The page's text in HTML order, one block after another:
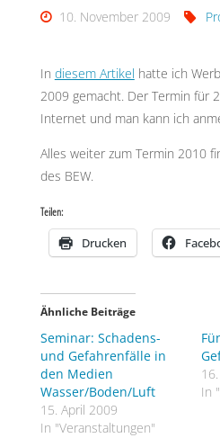
10. November 2009
In diesem Artikel hatte ich
2009 gemacht. Der Termin für
Internet und man kann ich
Alles weiter zum Termin 2010
des BEW.
Teilen:
Drucken
Ähnliche Beiträge
Seminar: Schadens-
und Gefahrenfälle in
den Medien
Wasser/Boden/Luft
15. April 2009
In "Veranstaltungen"
In